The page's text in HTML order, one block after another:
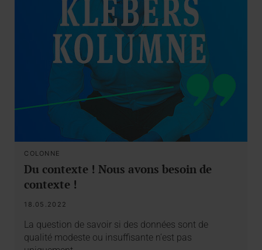
COLONNE
Du contexte ! Nous avons besoin de
contexte !
18.05.2022
La question de savoir si des données sont de
qualité modeste ou insuffisante n’est pas